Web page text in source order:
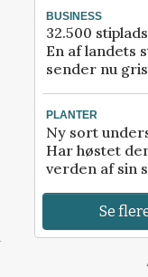
BUSINESS
32.500
En af landets
sender nu
PLANTER
Ny sort
Har høstet
verden af sin
Se